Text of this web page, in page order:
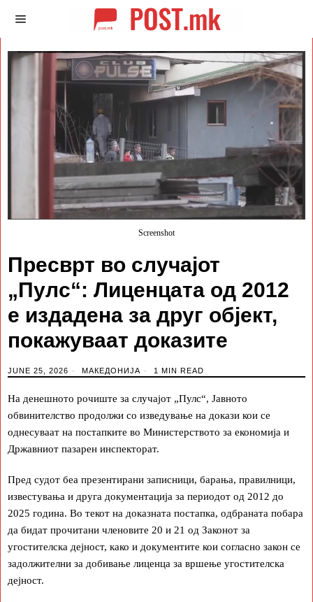
Screenshot
Пресврт во случајот
„Пулс“: Лиценцата од 2012
е издадена за друг објект,
покажуваат доказите
JUNE 25, 2026 МАКЕДОНИЈА 1 MIN READ
На денешното рочиште за случајот „Пулс“, Јавното
обвинителство продолжи со изведување на докази кои се
однесуваат на постапките во Министерството за економија и
Државниот пазарен инспекторат.
Пред судот беа презентирани записници, барања, правилници,
известувања и друга документација за периодот од 2012 до
2025 година. Во текот на доказната постапка, одбраната побара
да бидат прочитани членовите 20 и 21 од Законот за
угостителска дејност, како и документите кои согласно закон се
задолжителни за добивање лиценца за вршење угостителска
дејност.